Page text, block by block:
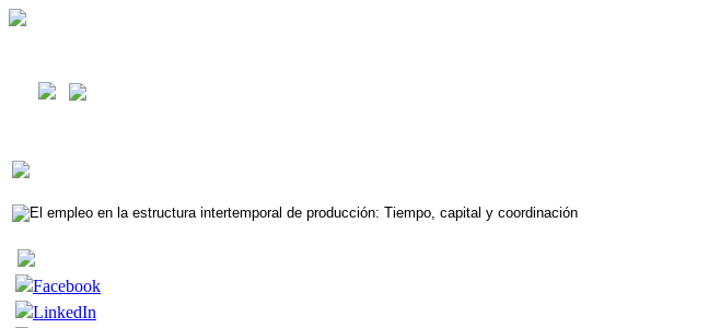
Facebook
LinkedIn